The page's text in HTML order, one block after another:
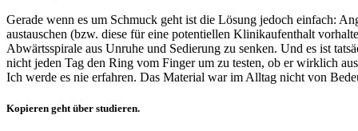
Gerade wenn es um Schmuck geht ist die Lösung jedoch einfach:
austauschen (bzw. diese für eine potentiellen Klinikaufenthalt
Abwärtsspirale aus Unruhe und Sedierung zu senken. Und es ist
nicht jeden Tag den Ring vom Finger um zu testen, ob er wirklich
Ich werde es nie erfahren. Das Material war im Alltag nicht von
Kopieren geht über studieren.